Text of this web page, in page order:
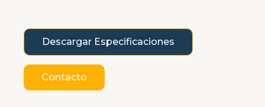
Descargar Especificaciones
Contacto